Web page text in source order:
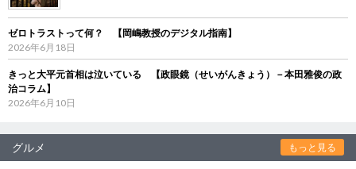
ゼロトラストって何？ 【岡嶋教授のデジタル指南】
2026年6月18日
きっと大平元首相は泣いている 【政眼鏡（せいがんきょう）－本田雅俊の政
治コラム】
2026年6月10日
グルメ もっと見る